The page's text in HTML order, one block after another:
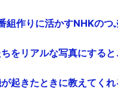
作りに活かすNHKのつ
をリアルな写真にする
が起きたときに教えて